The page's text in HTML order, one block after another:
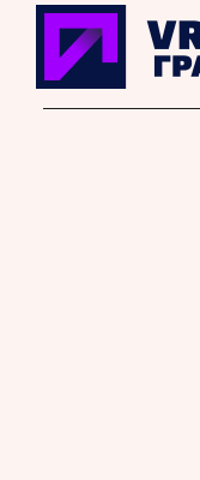
Перейти к